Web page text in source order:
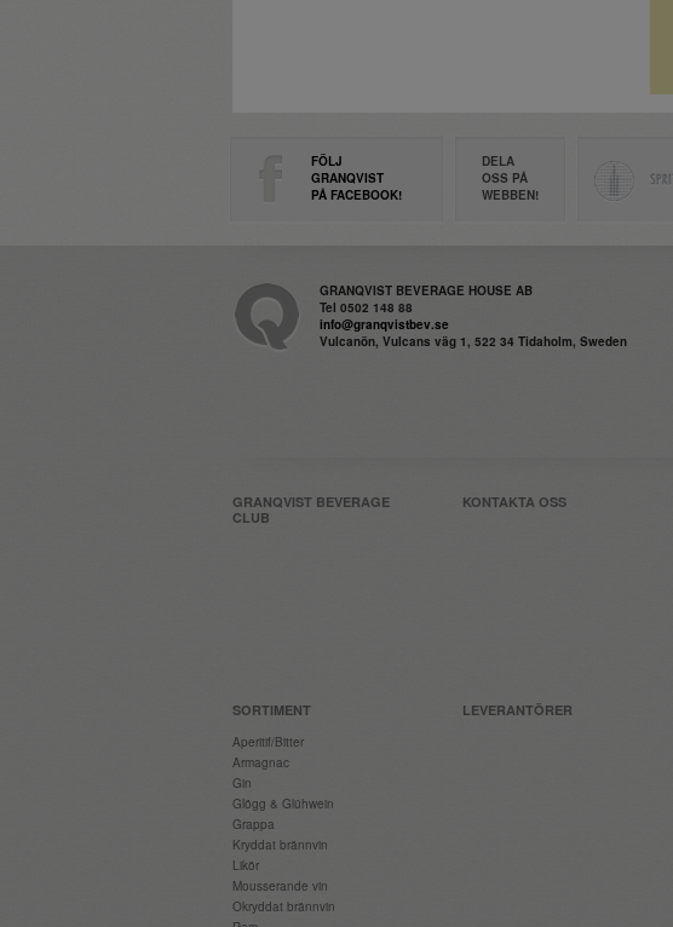
FÖLJ
GRANQVIST
PÅ FACEBOOK!
DELA
OSS PÅ
WEBBEN!
GRANQVIST BEVERAGE HOUSE AB
Tel 0502 148 88
info@granqvistbev.se
Vulcanön, Vulcans väg 1, 522 34 Tidaholm, Sweden
GRANQVIST BEVERAGE
CLUB
KONTAKTA OSS
SORTIMENT
Aperitif/Bitter
Armagnac
Gin
Glögg & Glühwein
Grappa
Kryddat brännvin
Likör
Mousserande vin
Okryddat brännvin
LEVERANTÖRER